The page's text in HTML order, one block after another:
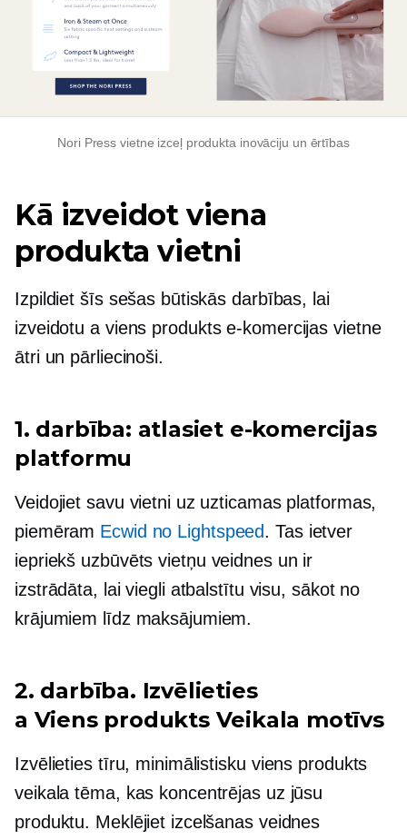
Nori Press vietne izceļ produkta inovāciju un ērtības
Kā izveidot viena
produkta vietni
Izpildiet šīs sešas būtiskās darbības, lai
izveidotu a viens produktse-komercijas vietne
ātri un pārliecinoši.
1. darbība: atlasiet e-komercijas
platformu
Veidojiet savu vietni uz uzticamas platformas,
piemēram Ecwid no Lightspeed. Tas ietver
iepriekš uzbūvēts vietņu veidnes un ir
izstrādāta, lai viegli atbalstītu visu, sākot no
krājumiem līdz maksājumiem.
2. darbība. Izvēlieties
a Viens produktsVeikala motīvs
Izvēlieties tīru, minimālistisku viens produkts
veikala tēma, kas koncentrējas uz jūsu
produktu. Meklējiet izcelšanas veidnes